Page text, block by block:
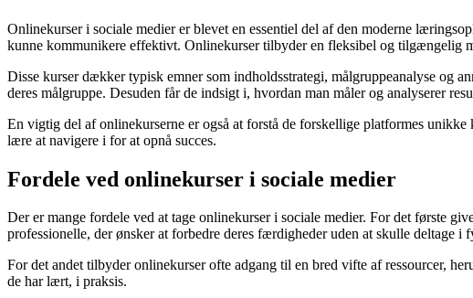
Onlinekurser i sociale medier er blevet en essentiel del af den moderne
kunne kommunikere effektivt. Onlinekurser tilbyder en fleksibel og tilgængelig
Disse kurser dækker typisk emner som indholdsstrategi, målgruppeanalyse og
deres målgruppe. Desuden får de indsigt i, hvordan man måler og analyserer
En vigtig del af onlinekurserne er også at forstå de forskellige platformes
lære at navigere i for at opnå succes.
Fordele ved onlinekurser i sociale medier
Der er mange fordele ved at tage onlinekurser i sociale medier. For det første
professionelle, der ønsker at forbedre deres færdigheder uden at skulle deltage i
For det andet tilbyder onlinekurser ofte adgang til en bred vifte af ressourcer,
de har lært, i praksis.